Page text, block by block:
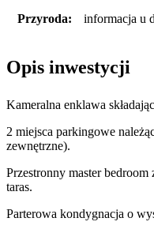
Przyroda: informacja u
Opis inwestycji
Kameralna enklawa
2 miejsca parkingowe
zewnętrzne).
Przestronny master
taras.
Parterowa kondygnacja o